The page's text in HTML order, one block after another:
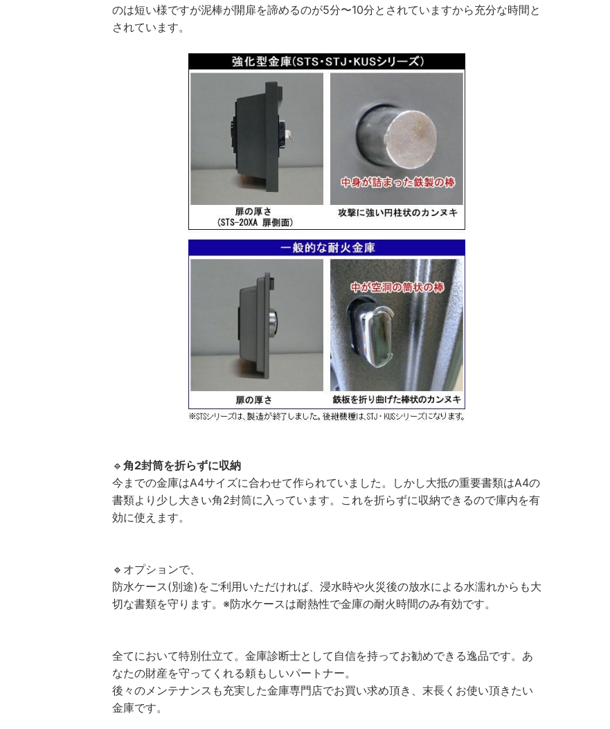
のは短い様ですが泥棒が開扉を諦めるのが5分〜10分とされていますから充分な時間と
されています。
🔹 角2封筒を折らずに収納
今までの金庫はA4サイズに合わせて作られていました。しかし大抵の重要書類はA4の
書類より少し大きい角2封筒に入っています。これを折らずに収納できるので庫内を有
効に使えます。
🔹オプションで、
防水ケース(別途)をご利用いただければ、浸水時や火災後の放水による水濡れからも大
切な書類を守ります。※防水ケースは耐熱性で金庫の耐火時間のみ有効です。
全てにおいて特別仕立て。金庫診断士として自信を持ってお勧めできる逸品です。あ
なたの財産を守ってくれる頼もしいパートナー。
後々のメンテナンスも充実した金庫専門店でお買い求め頂き、末長くお使い頂きたい
金庫です。